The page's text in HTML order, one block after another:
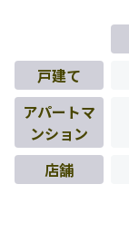
戸建て
アパートマ
ンション
店舗